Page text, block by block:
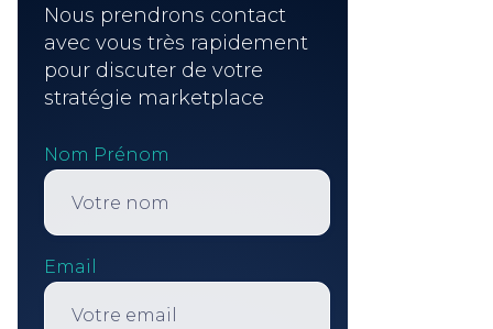
Nous prendrons contact
avec vous très rapidement
pour discuter de votre
stratégie marketplace
Nom Prénom
Email